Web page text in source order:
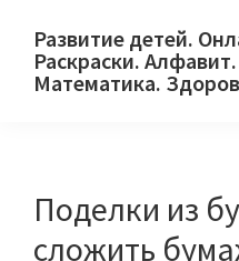
primary
main
primary
Развитие детей.
Раскраски.
Математика.
и
их
Поделки из
сложить